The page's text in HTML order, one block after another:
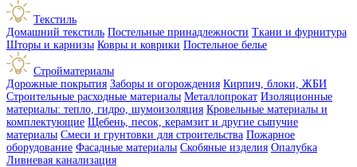
Текстиль
Домашний текстиль Постельные принадлежности Ткани и фурнитура
Шторы и карнизы Ковры и коврики Постельное белье
Стройматериалы
Дорожные покрытия Заборы и огорождения Кирпич, блоки, ЖБИ
Строительные расходные материалы Металлопрокат Изоляционные
материалы: тепло, гидро, шумоизоляция Кровельные материалы и
комплектующие Щебень, песок, керамзит и другие сыпучие
материалы Смеси и грунтовки для строительства Пожарное
оборудование Фасадные материалы Скобяные изделия Опалубка
Ливневая канализация